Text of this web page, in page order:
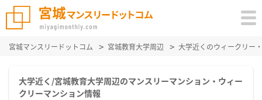
宮城マンスリードットコム 宮城教育大学周辺 大学近くのウィークリー
大学近く/宮城教育大学周辺のマンスリーマンション・ウィー
クリーマンション情報